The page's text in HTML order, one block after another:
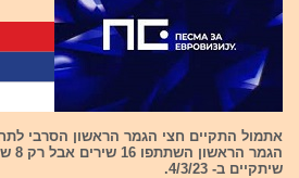
שיתקיים ב- 4/3/23.